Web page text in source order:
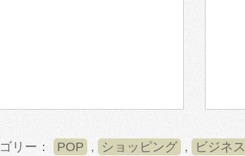
リー： POP , ショッピング , ビジネス